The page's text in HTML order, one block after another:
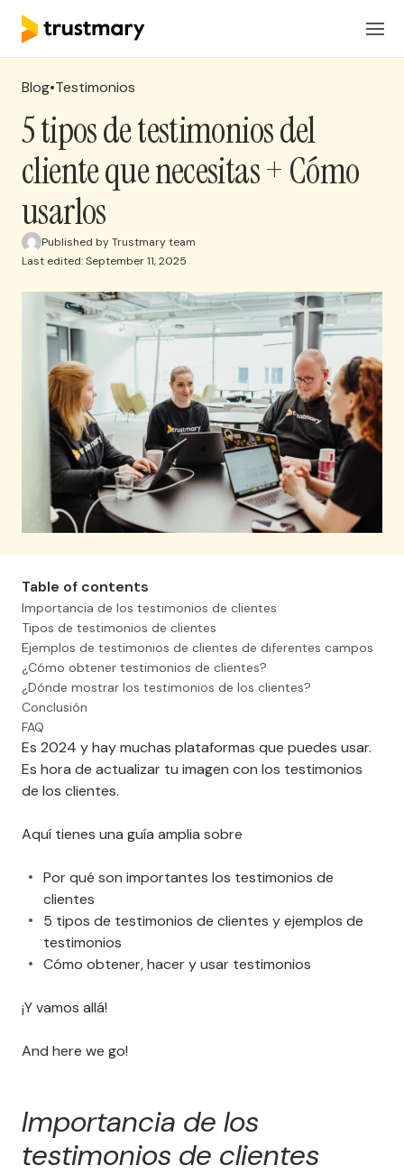
Productos
Soluciones
Precios
Solicita una reunion
ES
Iniciar Sesión
Blog•Testimonios
5 tipos de testimonios del
cliente que necesitas + Cómo
usarlos
Published by Trustmary team
Last edited: September 11, 2025
Table of contents
Importancia de los testimonios de clientes
Tipos de testimonios de clientes
Ejemplos de testimonios de clientes de diferentes campos
¿Cómo obtener testimonios de clientes?
¿Dónde mostrar los testimonios de los clientes?
Conclusión
FAQ
Es 2024 y hay muchas plataformas que puedes usar.
Es hora de actualizar tu imagen con los testimonios
de los clientes.
Aquí tienes una guía amplia sobre
Por qué son importantes los testimonios de
clientes
5 tipos de testimonios de clientes y ejemplos de
testimonios
Cómo obtener, hacer y usar testimonios
¡Y vamos allá!
And here we go!
Importancia de los
testimonios de clientes